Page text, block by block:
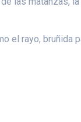
el rayo, bruñida